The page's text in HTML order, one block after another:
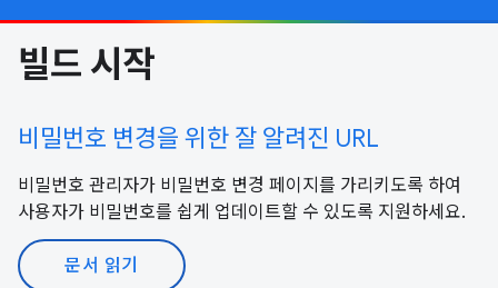
빌드 시작
비밀번호 변경을 위한 잘 알려진 URL
비밀번호 관리자가 비밀번호 변경 페이지를 가리키도록 하여
사용자가 비밀번호를 쉽게 업데이트할 수 있도록 지원하세요.
문서 읽기